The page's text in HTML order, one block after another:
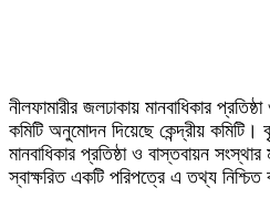
নীলফামারীর জলঢাকায় মানবাধিকার
কমিটি অনুমোদন দিয়েছে কেন্দ্রীয়
মানবাধিকার প্রতিষ্ঠা ও বাস্তবায়ন
স্বাক্ষরিত একটি পরিপত্রে এ তথ্য নিশ্চিত